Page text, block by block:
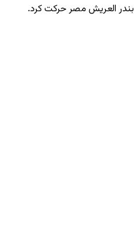
بندر العریش مصر حرکت کرد.